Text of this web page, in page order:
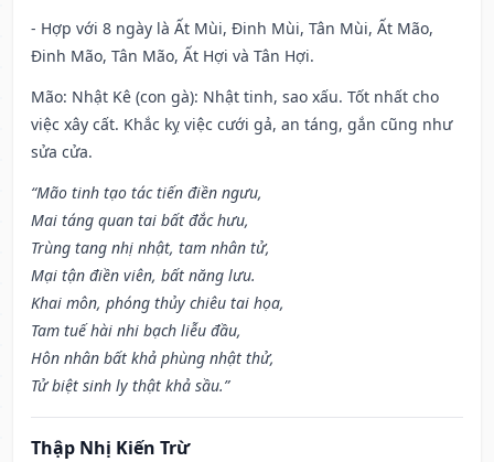
- Hợp với 8 ngày là Ất Mùi, Đinh Mùi, Tân Mùi, Ất Mão,
Đinh Mão, Tân Mão, Ất Hợi và Tân Hợi.
Mão: Nhật Kê (con gà): Nhật tinh, sao xấu. Tốt nhất cho
việc xây cất. Khắc kỵ việc cưới gả, an táng, gắn cũng như
sửa cửa.
“Mão tinh tạo tác tiến điền ngưu,
Mai táng quan tai bất đắc hưu,
Trùng tang nhị nhật, tam nhân tử,
Mại tận điền viên, bất năng lưu.
Khai môn, phóng thủy chiêu tai họa,
Tam tuế hài nhi bạch liễu đầu,
Hôn nhân bất khả phùng nhật thử,
Tử biệt sinh ly thật khả sầu.”
Thập Nhị Kiến Trừ